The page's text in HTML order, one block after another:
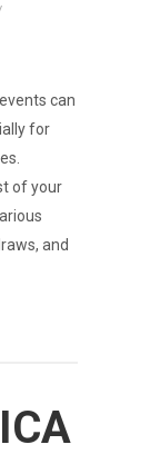
can
for
of your
and